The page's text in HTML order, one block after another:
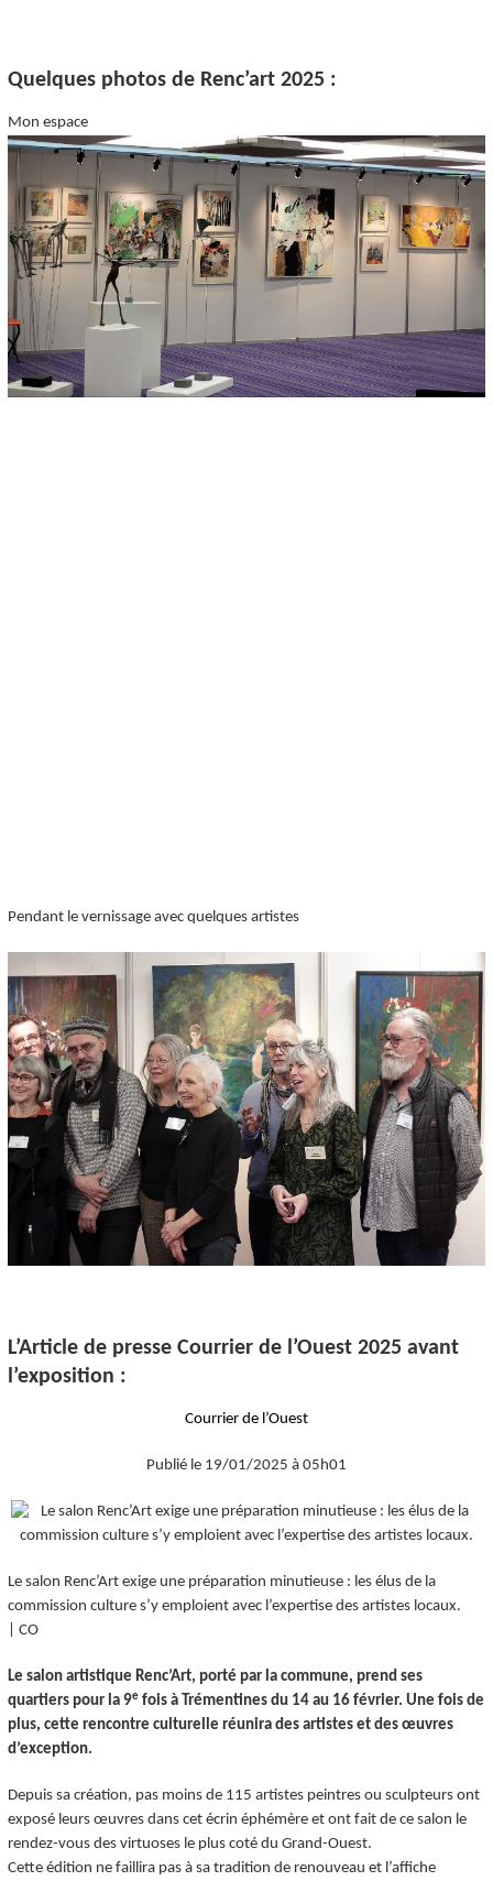
Quelques photos de Renc’art 2025 :
Mon espace
Pendant le vernissage avec quelques artistes
L’Article de presse Courrier de l’Ouest 2025 avant
l’exposition :
Courrier de l’Ouest
Publié le 19/01/2025 à 05h01
Le salon Renc’Art exige une préparation minutieuse : les élus de la
commission culture s’y emploient avec l’expertise des artistes locaux.
| CO
Le salon artistique Renc’Art, porté par la commune, prend ses
quartiers pour la 9efois à Trémentines du 14 au 16 février. Une fois de
plus, cette rencontre culturelle réunira des artistes et des œuvres
d’exception.
Depuis sa création, pas moins de 115 artistes peintres ou sculpteurs ont
exposé leurs œuvres dans cet écrin éphémère et ont fait de ce salon le
rendez-vous des virtuoses le plus coté du Grand-Ouest.
Cette édition ne faillira pas à sa tradition de renouveau et l’affiche